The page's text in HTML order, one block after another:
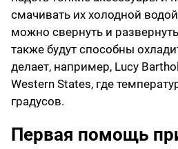
смачивать их холодной
можно свернуть и
также будут способны
делает, например, Lucy
Western States, где
градусов.
Первая помощь